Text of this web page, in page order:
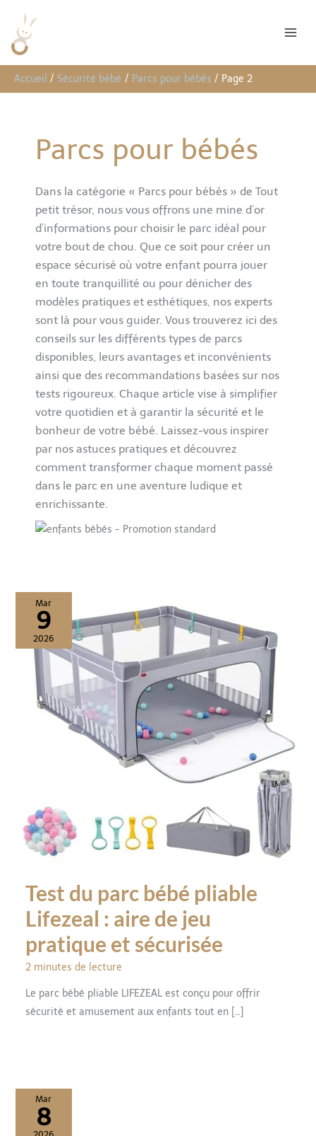
contenu
Accueil Sécurité bébé Parcs pour bébés Page 2
Parcs pour bébés
Dans la catégorie « Parcs pour bébés » de Tout
petit trésor, nous vous offrons une mine d’or
d’informations pour choisir le parc idéal pour
votre bout de chou. Que ce soit pour créer un
espace sécurisé où votre enfant pourra jouer
en toute tranquillité ou pour dénicher des
modèles pratiques et esthétiques, nos experts
sont là pour vous guider. Vous trouverez ici des
conseils sur les différents types de parcs
disponibles, leurs avantages et inconvénients
ainsi que des recommandations basées sur nos
tests rigoureux. Chaque article vise à simplifier
votre quotidien et à garantir la sécurité et le
bonheur de votre bébé. Laissez-vous inspirer
par nos astuces pratiques et découvrez
comment transformer chaque moment passé
dans le parc en une aventure ludique et
enrichissante.
Mar
9
2026
Test du parc bébé pliable
Lifezeal : aire de jeu
pratique et sécurisée
2 minutes de lecture
Le parc bébé pliable LIFEZEAL est conçu pour offrir
sécurité et amusement aux enfants tout en […]
Mar
8
e
c
h